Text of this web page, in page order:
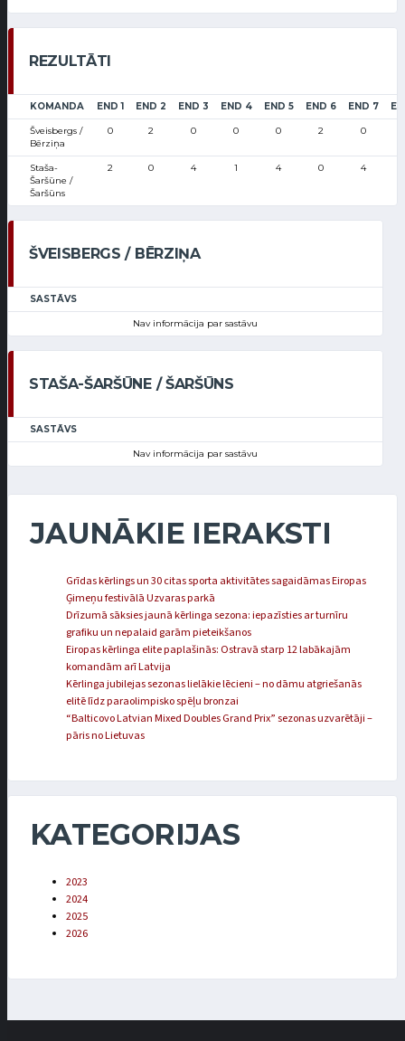
REZULTĀTI
KOMANDA END 1 END 2 END 3 END 4 END 5 END 6 END 7
Šveisbergs /
Bērziņa
0 2 0 0 0 2 0
Staša-
Šaršūne /
Šaršūns
2 0 4 1 4 0 4
ŠVEISBERGS / BĒRZIŅA
SASTĀVS
Nav informācija par sastāvu
STAŠA-ŠARŠŪNE / ŠARŠŪNS
SASTĀVS
Nav informācija par sastāvu
JAUNĀKIE IERAKSTI
Grīdas kērlings un 30 citas sporta aktivitātes sagaidāmas Eiropas
Ģimeņu festivālā Uzvaras parkā
Drīzumā sāksies jaunā kērlinga sezona: iepazīsties ar turnīru
grafiku un nepalaid garām pieteikšanos
Eiropas kērlinga elite paplašinās: Ostravā starp 12 labākajām
komandām arī Latvija
Kērlinga jubilejas sezonas lielākie lēcieni – no dāmu atgriešanās
elitē līdz paraolimpisko spēļu bronzai
“Balticovo Latvian Mixed Doubles Grand Prix” sezonas uzvarētāji –
pāris no Lietuvas
KATEGORIJAS
2023
2024
2025
2026